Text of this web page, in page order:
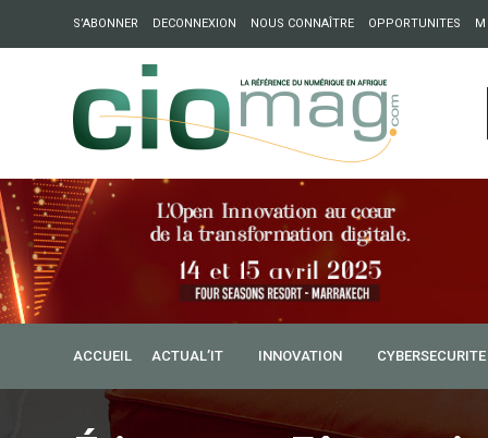
S’ABONNER DECONNEXION NOUS CONNAÎTRE OPPORTUNITES M
: Partech Shaker lance Chapter54 pour créer des ponts
ACCUEIL ACTUAL’IT INNOVATION CYBERSECURITE
15 février 2018
Paul Biya à la jeunesse